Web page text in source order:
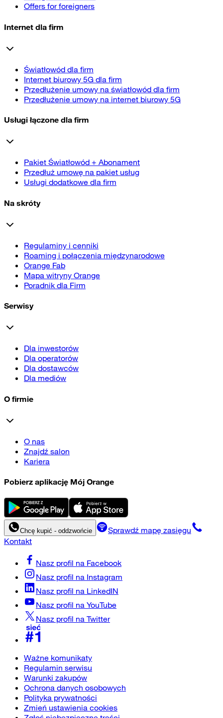
Offers for foreigners
Internet dla firm
Światłowód dla firm
Internet biurowy 5G dla firm
Przedłużenie umowy na światłowód dla firm
Przedłużenie umowy na internet biurowy 5G
Usługi łączone dla firm
Pakiet Światłowód + Abonament
Przedłuż umowę na pakiet usług
Usługi dodatkowe dla firm
Na skróty
Regulaminy i cenniki
Roaming i połączenia międzynarodowe
Orange Fab
Mapa witryny Orange
Poradnik dla Firm
Serwisy
Dla inwestorów
Dla operatorów
Dla dostawców
Dla mediów
O firmie
O nas
Znajdź salon
Kariera
Pobierz aplikację Mój Orange
Chcę kupić - oddzwońcie
Sprawdź mapę zasięgu
Kontakt
Nasz profil na Facebook
Nasz profil na Instagram
Nasz profil na LinkedIN
Nasz profil na YouTube
Nasz profil na Twitter
Ważne komunikaty
Regulamin serwisu
Warunki zakupów
Ochrona danych osobowych
Polityka prywatności
Zmień ustawienia cookies